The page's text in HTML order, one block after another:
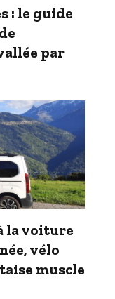
: le guide
par
la voiture
vélo
muscle